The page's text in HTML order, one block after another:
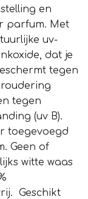
en
parfum. Met
uv-
dat je
tegen
tegen
(uv B).
toegevoegd
Geen of
witte waas
Geschikt